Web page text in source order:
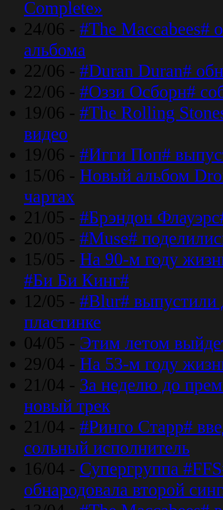
Complete»
24/06 - #The Maccabees#
альбома
22/06 - #Duran Duran#
22/06 - #Оззи Осборн#
19/06 - #The Rolling
видео
19/06 - #Игги Поп#
15/06 - Новый альбом
чартах
21/05 - #Брэндон
20/05 - #Muse#
15/05 - На 90-м году
#Би Би Кинг#
12/05 - #Blur# выпустили
пластинке
04/05 - Этим летом
29/04 - На 53-м году
21/04 - За неделю до
новый трек
21/04 - #Ринго Старр#
сольный исполнитель
16/04 - Супергруппа
обнародовала второй